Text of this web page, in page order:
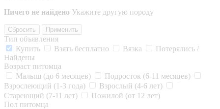
Ничего не найдено Укажите другую породу
Сбросить Применить
Тип объявления
Купить
Взять бесплатно Вязка
Потерялись /
Найдены
Возраст питомца
Малыш (до 6 месяцев)
Подросток (6-11 месяцев)
Взрослеющий (1-3 года)
Взрослый (4-6 лет)
Стареющий (7-11 лет)
Пожилой (от 12 лет)
Пол питомца